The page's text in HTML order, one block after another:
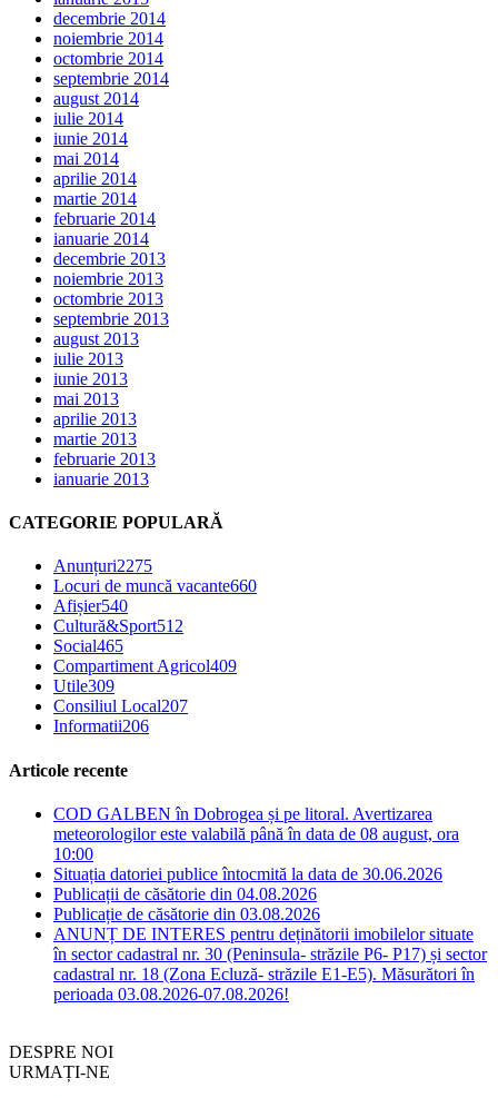
decembrie 2014
noiembrie 2014
octombrie 2014
septembrie 2014
august 2014
iulie 2014
iunie 2014
mai 2014
aprilie 2014
martie 2014
februarie 2014
ianuarie 2014
decembrie 2013
noiembrie 2013
octombrie 2013
septembrie 2013
august 2013
iulie 2013
iunie 2013
mai 2013
aprilie 2013
martie 2013
februarie 2013
ianuarie 2013
CATEGORIE POPULARĂ
Anunțuri2275
Locuri de muncă vacante660
Afișier540
Cultură&Sport512
Social465
Compartiment Agricol409
Utile309
Consiliul Local207
Informatii206
Articole recente
COD GALBEN în Dobrogea și pe litoral. Avertizarea
meteorologilor este valabilă până în data de 08 august, ora
10:00
Situația datoriei publice întocmită la data de 30.06.2026
Publicații de căsătorie din 04.08.2026
Publicație de căsătorie din 03.08.2026
ANUNȚ DE INTERES pentru deținătorii imobilelor situate
în sector cadastral nr. 30 (Peninsula- străzile P6- P17) și sector
cadastral nr. 18 (Zona Ecluză- străzile E1-E5). Măsurători în
perioada 03.08.2026-07.08.2026!
DESPRE NOI
URMAȚI-NE